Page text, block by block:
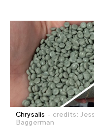
Chrysalis - credits:
Baggerman